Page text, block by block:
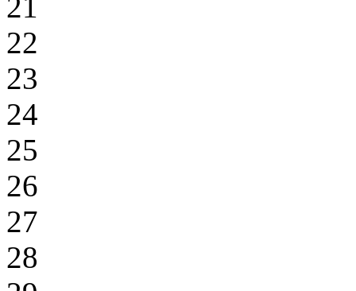
22
23
24
25
26
27
28